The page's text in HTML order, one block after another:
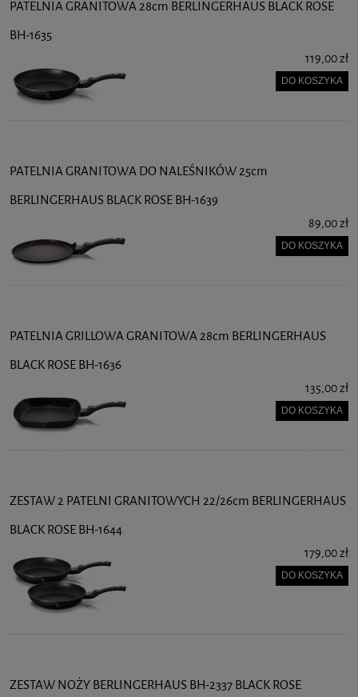
PATELNIA GRANITOWA 28cm BERLINGERHAUS BLACK ROSE
BH-1635
119,00 zł
DO KOSZYKA
PATELNIA GRANITOWA DO NALEŚNIKÓW 25cm
BERLINGERHAUS BLACK ROSE BH-1639
89,00 zł
DO KOSZYKA
PATELNIA GRILLOWA GRANITOWA 28cm BERLINGERHAUS
BLACK ROSE BH-1636
135,00 zł
DO KOSZYKA
ZESTAW 2 PATELNI GRANITOWYCH 22/26cm BERLINGERHAUS
BLACK ROSE BH-1644
179,00 zł
DO KOSZYKA
ZESTAW NOŻY BERLINGERHAUS BH-2337 BLACK ROSE